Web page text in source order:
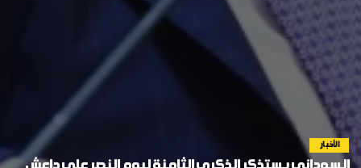
الأخبار